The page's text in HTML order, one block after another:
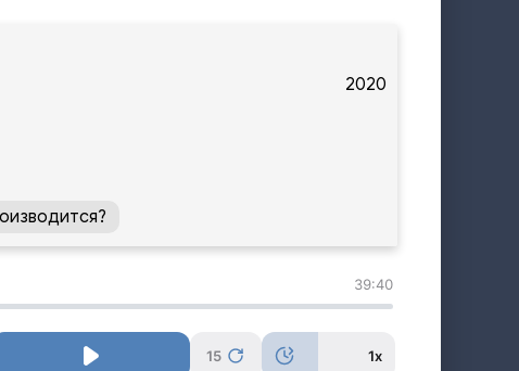
2020
39:40
15 1x